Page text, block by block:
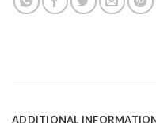
ADDITIONAL